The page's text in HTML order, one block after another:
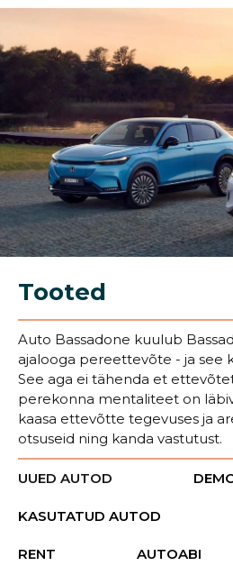
Tooted
Auto Bassadone kuulub
ajalooga pereettevõte - ja see
See aga ei tähenda et
perekonna mentaliteet on
kaasa ettevõtte tegevuses ja
otsuseid ning kanda vastutust.
UUED AUTOD
KASUTATUD AUTOD
RENT AUTOABI
Sinu